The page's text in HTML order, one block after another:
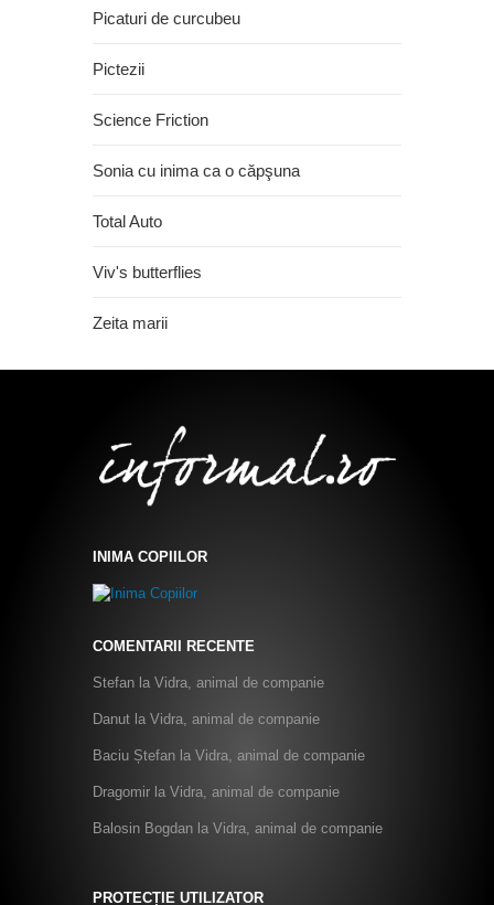
Picaturi de curcubeu
Pictezii
Science Friction
Sonia cu inima ca o căpşuna
Total Auto
Viv's butterflies
Zeita marii
INIMA COPIILOR
COMENTARII RECENTE
Stefan la Vidra, animal de companie
Danut la Vidra, animal de companie
Baciu Ștefan la Vidra, animal de companie
Dragomir la Vidra, animal de companie
Balosin Bogdan la Vidra, animal de companie
PROTECȚIE UTILIZATOR